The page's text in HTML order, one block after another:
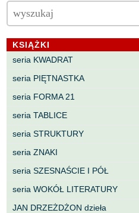
KSIĄŻKI
seria KWADRAT
seria PIĘTNASTKA
seria FORMA 21
seria TABLICE
seria STRUKTURY
seria ZNAKI
seria SZESNAŚCIE I PÓŁ
seria WOKÓŁ LITERATURY
JAN DRZEŻDŻON dzieła